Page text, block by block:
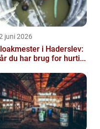
juni 2026
i Haderslev:
du har brug for hurti...